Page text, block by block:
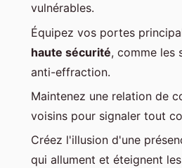
vulnérables.
Équipez vos portes
haute sécurité, comme les
anti-effraction.
Maintenez une relation de
voisins pour signaler tout
Créez l'illusion d'une
qui allument et éteignent